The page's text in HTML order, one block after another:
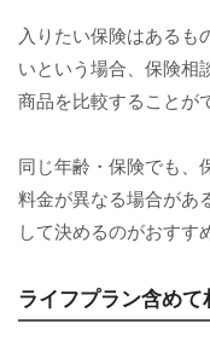
入りたい保険はあるも
いという場合、保険相
商品を比較することが
同じ年齢・保険でも、
料金が異なる場合があ
して決めるのがおすす
ライフプラン含め